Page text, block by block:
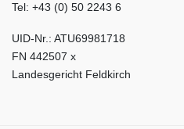
Tel: +43 (0) 50 2243 6
UID-Nr.: ATU69981718
FN 442507 x
Landesgericht Feldkirch